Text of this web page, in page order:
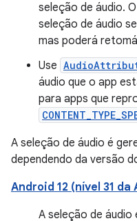
seleção de áudio.
seleção de áudio
mas poderá
Use
áudio que o app
para apps que
A seleção de áudio é
dependendo da versão
Android 12 (nível 31
A seleção de áudio